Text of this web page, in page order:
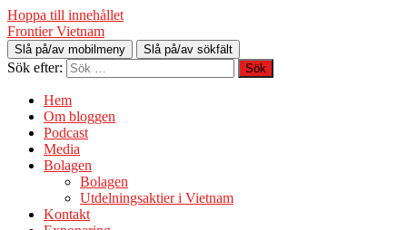
Hoppa till innehållet
Frontier Vietnam
Slå på/av mobilmeny Slå på/av sökfält
Sök efter:
Hem
Om bloggen
Podcast
Media
Bolagen
Bolagen
Utdelningsaktier i Vietnam
Kontakt